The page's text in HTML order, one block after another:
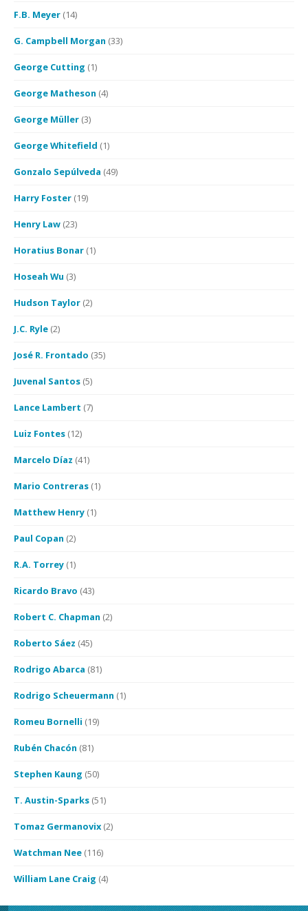
F.B. Meyer (14)
G. Campbell Morgan (33)
George Cutting (1)
George Matheson (4)
George Müller (3)
George Whitefield (1)
Gonzalo Sepúlveda (49)
Harry Foster (19)
Henry Law (23)
Horatius Bonar (1)
Hoseah Wu (3)
Hudson Taylor (2)
J.C. Ryle (2)
José R. Frontado (35)
Juvenal Santos (5)
Lance Lambert (7)
Luiz Fontes (12)
Marcelo Díaz (41)
Mario Contreras (1)
Matthew Henry (1)
Paul Copan (2)
R.A. Torrey (1)
Ricardo Bravo (43)
Robert C. Chapman (2)
Roberto Sáez (45)
Rodrigo Abarca (81)
Rodrigo Scheuermann (1)
Romeu Bornelli (19)
Rubén Chacón (81)
Stephen Kaung (50)
T. Austin-Sparks (51)
Tomaz Germanovix (2)
Watchman Nee (116)
William Lane Craig (4)